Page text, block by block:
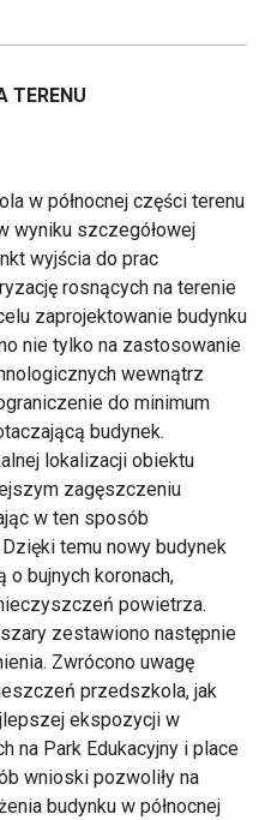
TERENU
w północnej części terenu
wyniku szczegółowej
wyjścia do prac
rosnących na terenie
zaprojektowanie budynku
nie tylko na zastosowanie
wewnątrz
do minimum
budynek.
lokalizacji obiektu
zagęszczeniu
w ten sposób
temu nowy budynek
bujnych koronach,
powietrza.
zestawiono następnie
Zwrócono uwagę
przedszkola, jak
ekspozycji w
na Park Edukacyjny i place
wnioski pozwoliły na
budynku w północnej